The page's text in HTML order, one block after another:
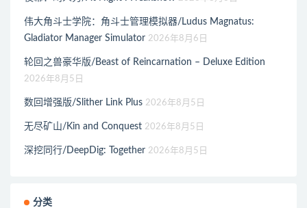
伟大角斗士学院：角斗士管理模拟器/Ludus Magnatus:
Gladiator Manager Simulator 2026年8月6日
轮回之兽豪华版/Beast of Reincarnation – Deluxe Edition
2026年8月5日
数回增强版/Slither Link Plus 2026年8月5日
无尽矿山/Kin and Conquest 2026年8月5日
深挖同行/DeepDig: Together 2026年8月5日
分类